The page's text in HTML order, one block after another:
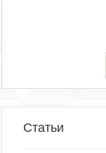
Статьи